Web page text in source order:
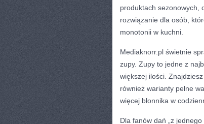
produktach sezonowych,
rozwiązanie dla osób,
monotonii w kuchni.
Mediaknorr.pl świetnie
zupy. Zupy to jedne z
większej ilości.
również warianty pełne
więcej błonnika w
Dla fanów dań „z